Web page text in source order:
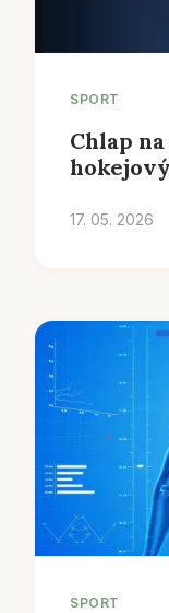
SPORT
Chlap
17. 05. 2026
SPORT